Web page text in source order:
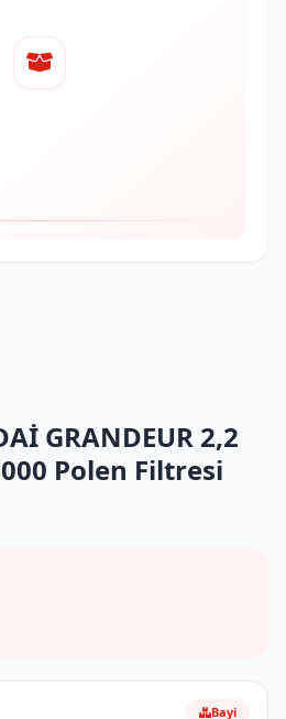
GRANDEUR 2,2
Polen Filtresi
Bayi